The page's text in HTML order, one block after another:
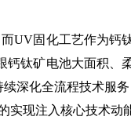
固化工艺作为钙
钛矿电池大面积、
深化全流程技术服
现注入核心技术动